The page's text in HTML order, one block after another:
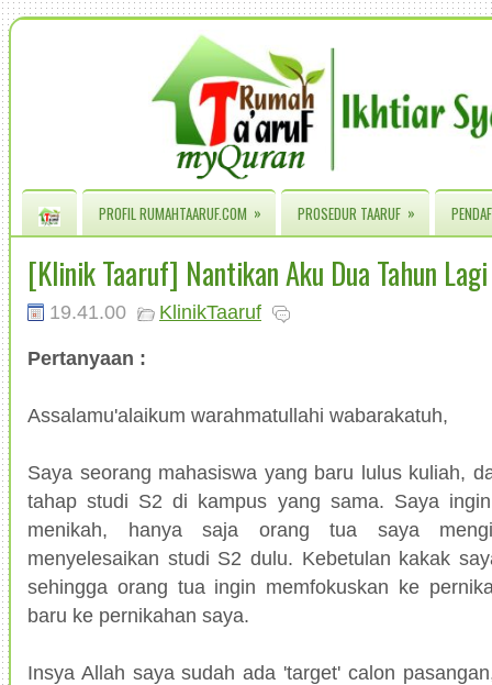
PROFIL RUMAHTAARUF.COM » PROSEDUR TAARUF »
[Klinik Taaruf] Nantikan Aku Dua Tahun Lagi
19.41.00
KlinikTaaruf
Pertanyaan :
Assalamu'alaikum warahmatullahi wabarakatuh,
Saya seorang mahasiswa yang baru lulus kuliah,
tahap studi S2 di kampus yang sama. Saya
menikah, hanya saja orang tua saya
menyelesaikan studi S2 dulu. Kebetulan kakak
sehingga orang tua ingin memfokuskan ke
baru ke pernikahan saya.
Insya Allah saya sudah ada 'target' calon